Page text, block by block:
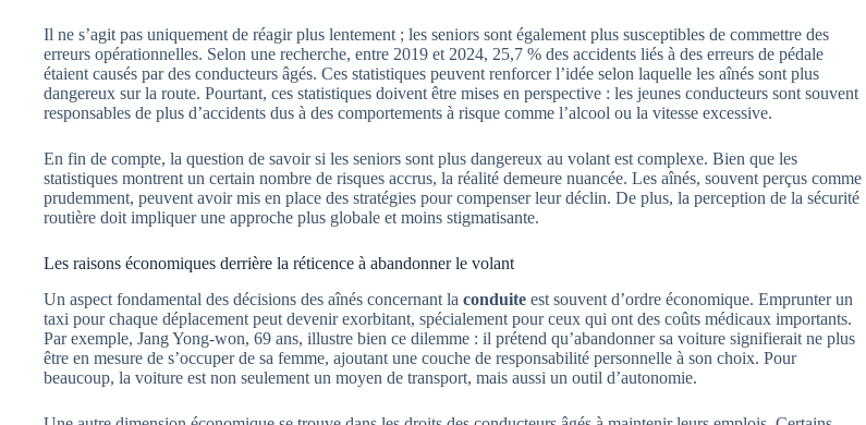
Il ne s’agit pas uniquement de réagir plus lentement ; les seniors sont également plus susceptibles de commettre des
erreurs opérationnelles. Selon une recherche, entre 2019 et 2024, 25,7 % des accidents liés à des erreurs de pédale
étaient causés par des conducteurs âgés. Ces statistiques peuvent renforcer l’idée selon laquelle les aînés sont plus
dangereux sur la route. Pourtant, ces statistiques doivent être mises en perspective : les jeunes conducteurs sont souvent
responsables de plus d’accidents dus à des comportements à risque comme l’alcool ou la vitesse excessive.
En fin de compte, la question de savoir si les seniors sont plus dangereux au volant est complexe. Bien que les
statistiques montrent un certain nombre de risques accrus, la réalité demeure nuancée. Les aînés, souvent perçus comme
prudemment, peuvent avoir mis en place des stratégies pour compenser leur déclin. De plus, la perception de la sécurité
routière doit impliquer une approche plus globale et moins stigmatisante.
Les raisons économiques derrière la réticence à abandonner le volant
Un aspect fondamental des décisions des aînés concernant la conduite est souvent d’ordre économique. Emprunter un
taxi pour chaque déplacement peut devenir exorbitant, spécialement pour ceux qui ont des coûts médicaux importants.
Par exemple, Jang Yong-won, 69 ans, illustre bien ce dilemme : il prétend qu’abandonner sa voiture signifierait ne plus
être en mesure de s’occuper de sa femme, ajoutant une couche de responsabilité personnelle à son choix. Pour
beaucoup, la voiture est non seulement un moyen de transport, mais aussi un outil d’autonomie.